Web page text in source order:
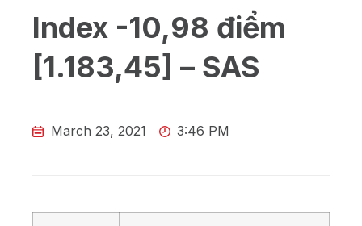
Index -10,98 điểm
[1.183,45] – SAS
March 23, 2021 3:46 PM